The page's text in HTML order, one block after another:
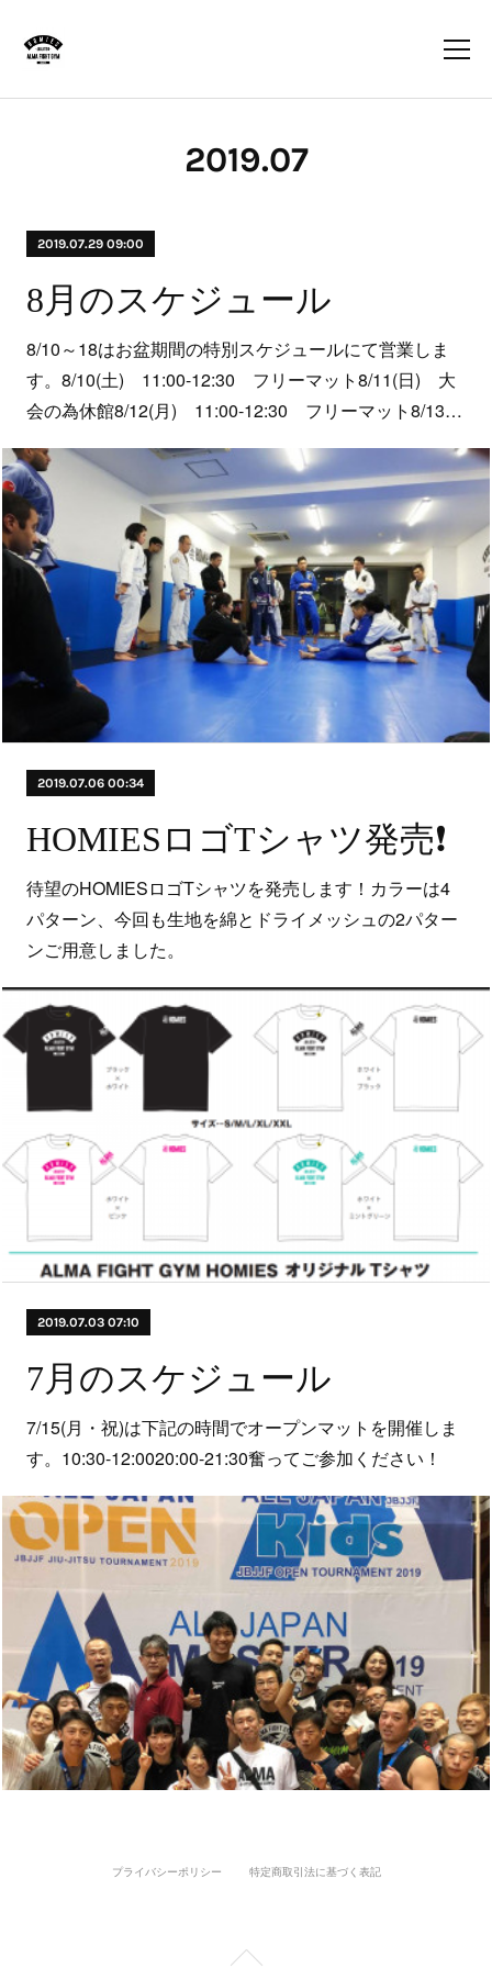
2019.07
2019.07.29 09:00
8月のスケジュール
8/10～18はお盆期間の特別スケジュールにて営業しま
す。8/10(土) 11:00-12:30 フリーマット8/11(日) 大
会の為休館8/12(月) 11:00-12:30 フリーマット8/13…
2019.07.06 00:34
HOMIESロゴTシャツ発売❗
待望のHOMIESロゴTシャツを発売します！カラーは4
パターン、今回も生地を綿とドライメッシュの2パター
ンご用意しました。
2019.07.03 07:10
7月のスケジュール
7/15(月・祝)は下記の時間でオープンマットを開催しま
す。10:30-12:0020:00-21:30奮ってご参加ください！
プライバシーポリシー 特定商取引法に基づく表記